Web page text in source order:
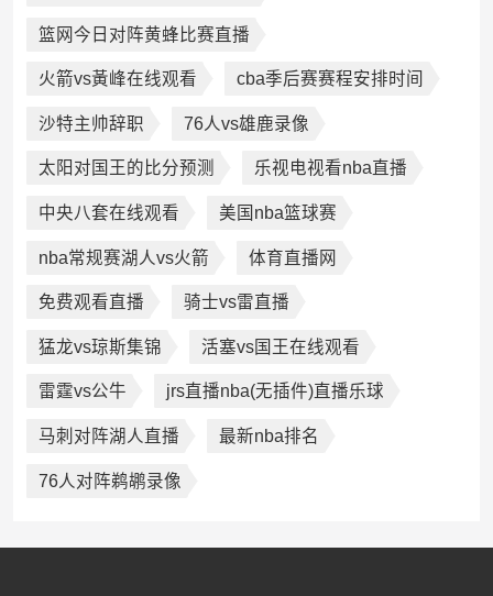
篮网今日对阵黄蜂比赛直播
火箭vs黃峰在线观看 cba季后赛赛程安排时间
沙特主帅辞职 76人vs雄鹿录像
太阳对国王的比分预测 乐视电视看nba直播
中央八套在线观看 美国nba篮球赛
nba常规赛湖人vs火箭 体育直播网
免费观看直播 骑士vs雷直播
猛龙vs琼斯集锦 活塞vs国王在线观看
雷霆vs公牛 jrs直播nba(无插件)直播乐球
马刺对阵湖人直播 最新nba排名
76人对阵鹈鹕录像